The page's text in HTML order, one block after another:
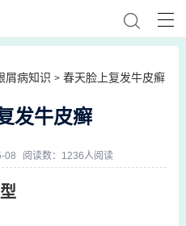
屑病知识 > 春天脸上复发牛皮癣
发牛皮癣
08 阅读数：1236人阅读